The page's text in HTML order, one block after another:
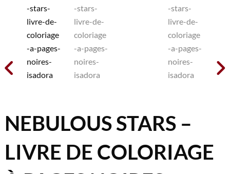
 
NEBULOUS STARS –
LIVRE DE COLORIAGE